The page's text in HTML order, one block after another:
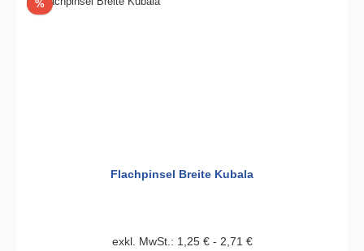
%Rabatt
Flachpinsel Breite Kubala
exkl. MwSt.: 1,25 € - 2,71 €